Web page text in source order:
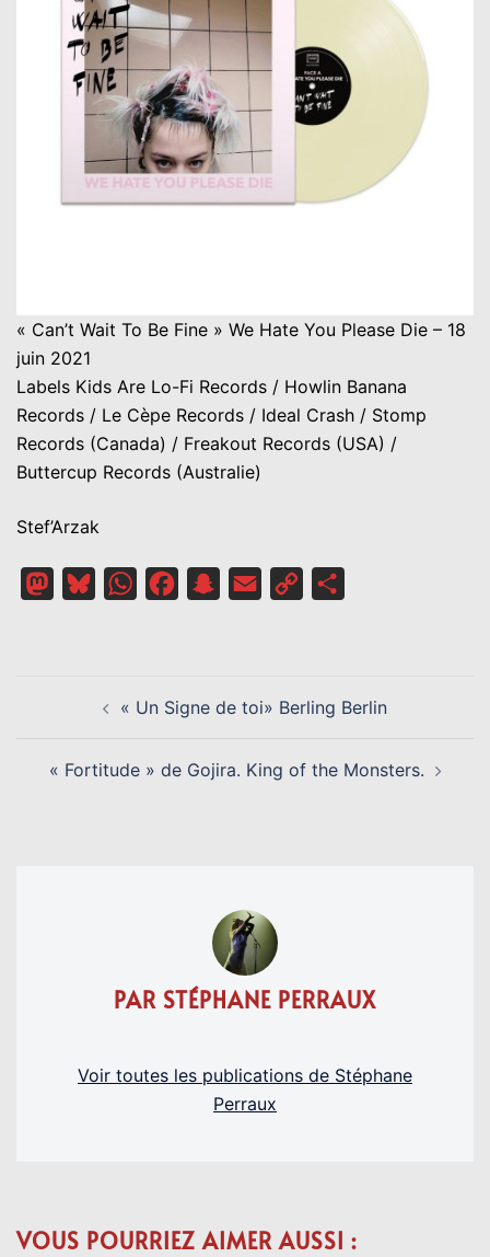
« Can’t Wait To Be Fine » We Hate You Please Die – 18
juin 2021
Labels Kids Are Lo-Fi Records / Howlin Banana
Records / Le Cèpe Records / Ideal Crash / Stomp
Records (Canada) / Freakout Records (USA) /
Buttercup Records (Australie)
Stef’Arzak
MastodonBlueskyWhatsAppFacebookSnapchat
Email
Copy
D’ARTICLE« Un Signe de toi» Berling Berlin
« Fortitude » de Gojira. King of the Monsters.
PAR STÉPHANE PERRAUX
Voir toutes les publications de Stéphane
Perraux
VOUS POURRIEZ AIMER AUSSI :